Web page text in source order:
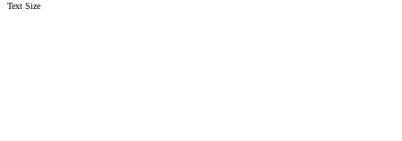
Text Size